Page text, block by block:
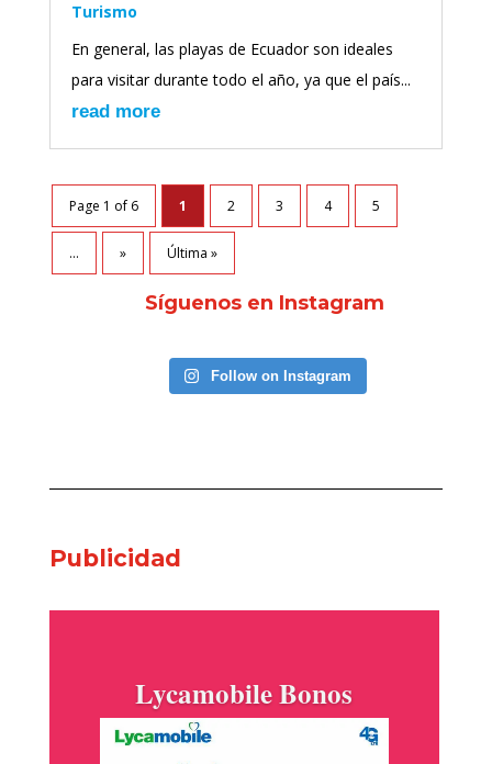
Turismo
En general, las playas de Ecuador son ideales
para visitar durante todo el año, ya que el país...
read more
Page 1 of 6 1 2 3 4 5
... » Última »
Síguenos en Instagram
Follow on Instagram
Publicidad